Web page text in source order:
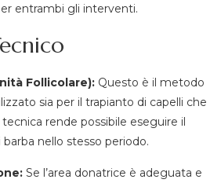
entrambi gli interventi.
Follicolare): Questo è il metodo
sia per il trapianto di capelli che
rende possibile eseguire il
nello stesso periodo.
Se l’area donatrice è adeguata e